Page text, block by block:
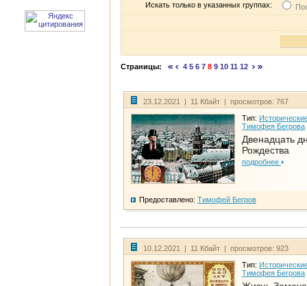
Искать только в указанных группах:
Страницы: 4 5 6 7 8 9 10 11 12
23.12.2021 | 11 Кбайт | просмотров: 767
Тип:
Тимофея Бегрова
Двенадцать
Рождества
подробнее
Предоставлено: Тимофей Бегров
10.12.2021 | 11 Кбайт | просмотров: 923
Тип:
Тимофея Бегрова